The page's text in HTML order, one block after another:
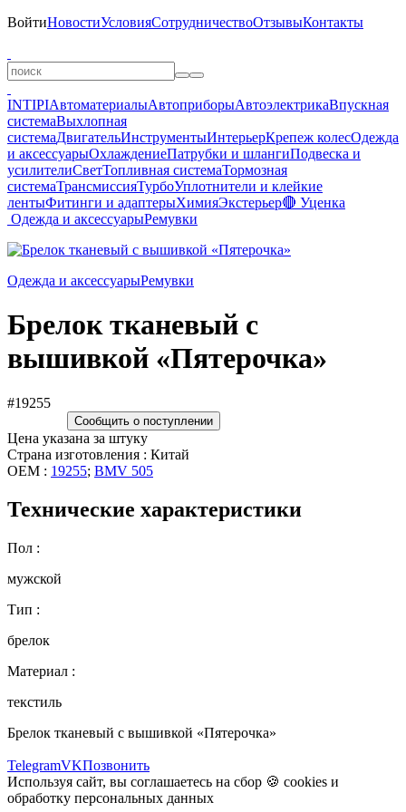
ВойтиНовостиУсловияСотрудничествоОтзывыКонтакты
INTIPIАвтоматериалыАвтоприборыАвтоэлектрикаВпускная
системаВыхлопная
системаДвигательИнструментыИнтерьерКрепеж колесОдежда
и аксессуарыОхлаждениеПатрубки и шлангиПодвеска и
усилителиСветТопливная системаТормозная
системаТрансмиссияТурбоУплотнители и клейкие
лентыФитинги и адаптерыХимияЭкстерьер🔴 Уценка
Одежда и аксессуарыРемувки
Одежда и аксессуарыРемувки
Брелок тканевый с
вышивкой «Пятерочка»
#19255
Сообщить о поступлении
Цена указана за штуку
Страна изготовления : Китай
OEM : 19255; BMV 505
Технические характеристики
Пол :
мужской
Тип :
брелок
Материал :
текстиль
Брелок тканевый с вышивкой «Пятерочка»
TelegramVKПозвонить
Используя сайт, вы соглашаетесь на сбор 🍪 cookies и
обработку персональных данных